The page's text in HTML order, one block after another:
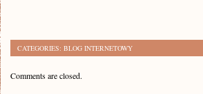
CATEGORIES: BLOG INTERNETOWY
Comments are closed.